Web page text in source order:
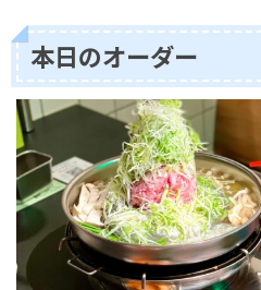
本日のオーダー